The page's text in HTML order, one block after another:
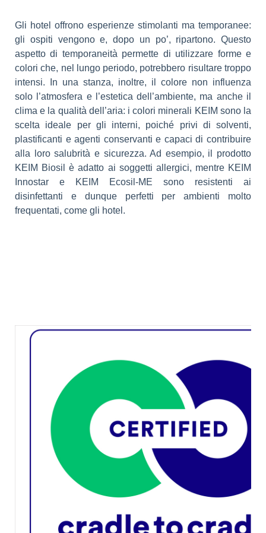
Gli hotel offrono esperienze stimolanti ma temporanee:
gli ospiti vengono e, dopo un po’, ripartono. Questo
aspetto di temporaneità permette di utilizzare forme e
colori che, nel lungo periodo, potrebbero risultare troppo
intensi. In una stanza, inoltre, il colore non influenza
solo l’atmosfera e l’estetica dell’ambiente, ma anche il
clima e la qualità dell’aria: i colori minerali KEIM sono la
scelta ideale per gli interni, poiché privi di solventi,
plastificanti e agenti conservanti e capaci di contribuire
alla loro salubrità e sicurezza. Ad esempio, il prodotto
KEIM Biosil è adatto ai soggetti allergici, mentre KEIM
Innostar e KEIM Ecosil-ME sono resistenti ai
disinfettanti e dunque perfetti per ambienti molto
frequentati, come gli hotel.